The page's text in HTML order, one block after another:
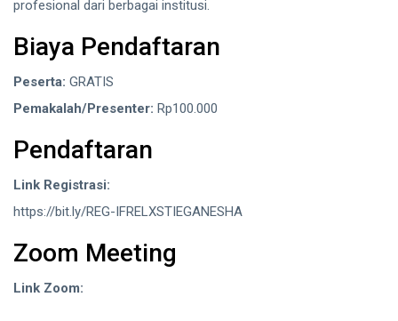
profesional dari berbagai institusi.
Biaya Pendaftaran
Peserta: GRATIS
Pemakalah/Presenter: Rp100.000
Pendaftaran
Link Registrasi:
https://bit.ly/REG-IFRELXSTIEGANESHA
Zoom Meeting
Link Zoom: